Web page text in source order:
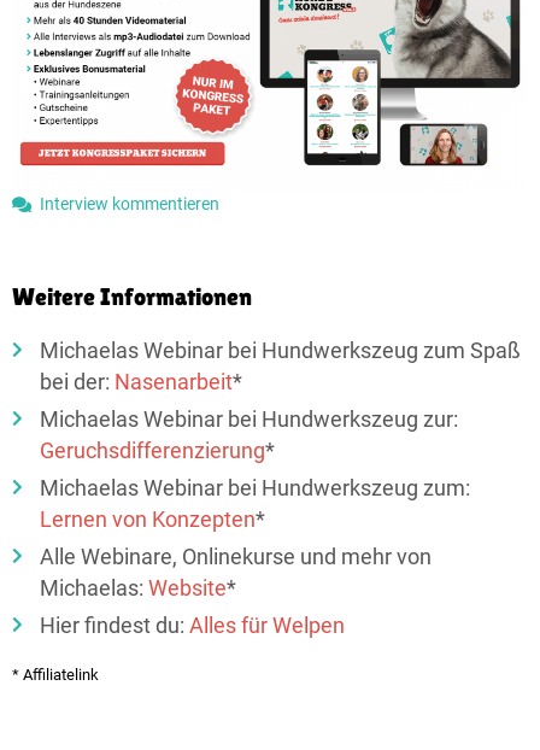
Interview kommentieren
Weitere Informationen
Michaelas Webinar bei Hundwerkszeug zum Spaß
bei der: Nasenarbeit*
Michaelas Webinar bei Hundwerkszeug zur:
Geruchsdifferenzierung*
Michaelas Webinar bei Hundwerkszeug zum:
Lernen von Konzepten*
Alle Webinare, Onlinekurse und mehr von
Michaelas: Website*
Hier findest du: Alles für Welpen
* Affiliatelink